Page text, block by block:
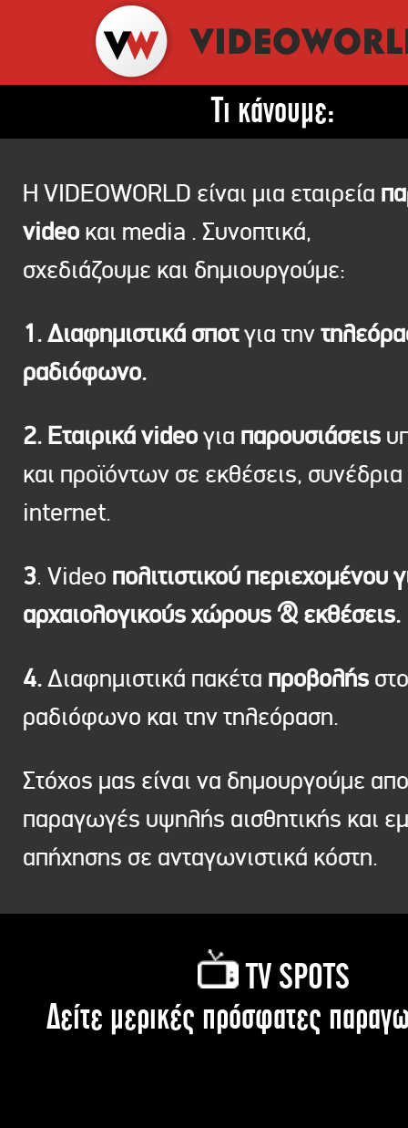
Τι κάνουμε:
Η VIDEOWORLD είναι μια εταιρεία
video και media . Συνοπτικά,
σχεδιάζουμε και δημιουργούμε:
1. Διαφημιστικά σποτγια την
ραδιόφωνο.
2. Εταιρικά videoγια παρουσιάσεις
και προϊόντων σε εκθέσεις, συνέδρια
internet.
3. Video πολιτιστικού περιεχομένου
αρχαιολογικούς χώρους & εκθέσεις.
4.Διαφημιστικά πακέτα προβολής στο
ραδιόφωνο και την τηλεόραση.
Στόχος μας είναι να δημουργούμε
παραγωγές υψηλής αισθητικής και
απήχησης σε ανταγωνιστικά κόστη.
TV SPOTS
Δείτε μερικές πρόσφατες